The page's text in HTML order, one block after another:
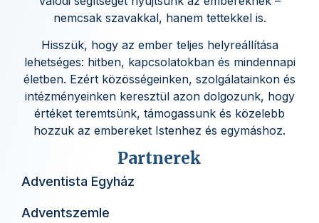
nemcsak szavakkal, hanem tettekkel is.
Hisszük, hogy az ember teljes helyreállítása
lehetséges: hitben, kapcsolatokban és mindennapi
életben. Ezért közösségeinken, szolgálatainkon és
intézményeinken keresztül azon dolgozunk, hogy
értéket teremtsünk, támogassunk és közelebb
hozzuk az embereket Istenhez és egymáshoz.
Partnerek
Adventista Egyház
Adventszemle